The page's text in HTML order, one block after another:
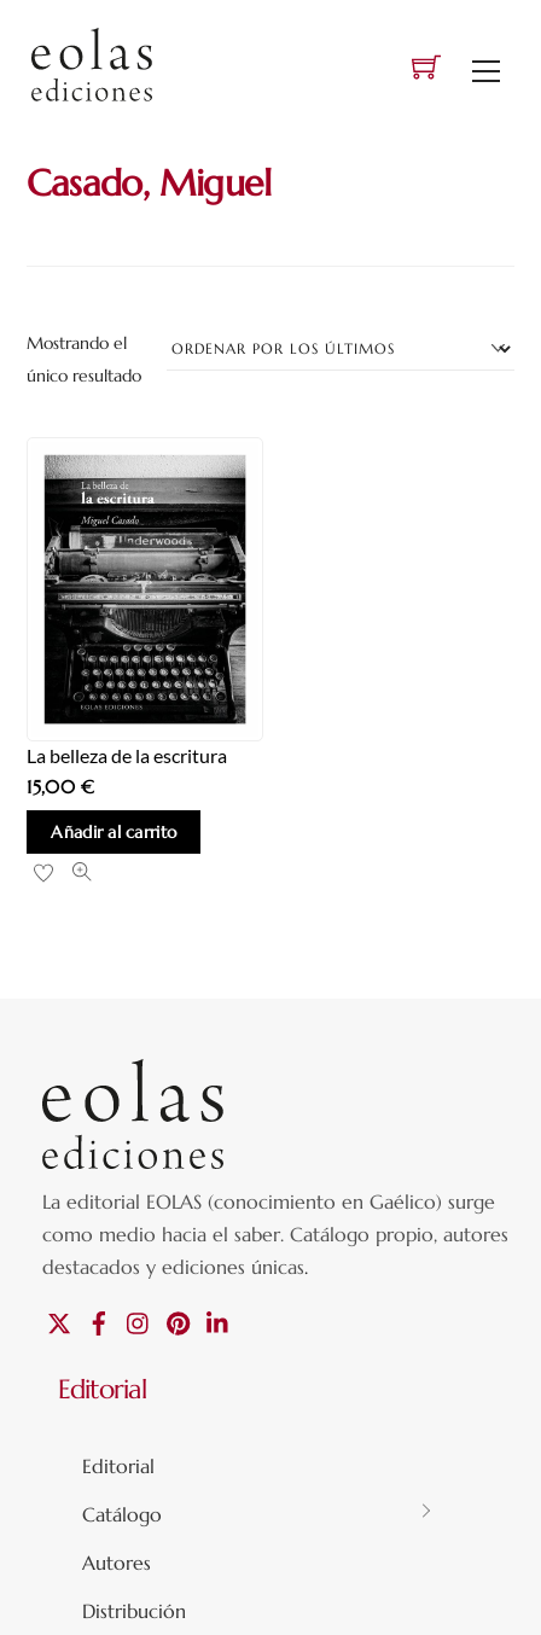
content
Casado, Miguel
Mostrando el
único resultado
La belleza de la escritura
15,00€
Añadir al carrito
La editorial EOLAS (conocimiento en Gaélico) surge
como medio hacia el saber.Catálogo propio, autores
destacados y ediciones únicas.
FacebookInstagramPinterest
Editorial
Editorial
Catálogo
Autores
Distribución